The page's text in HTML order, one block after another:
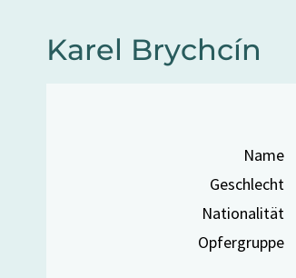
Karel Brychcín
Name
Geschlecht
Nationalität
Opfergruppe